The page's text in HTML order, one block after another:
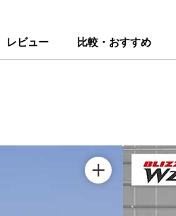
レビュー 比較・おすすめ